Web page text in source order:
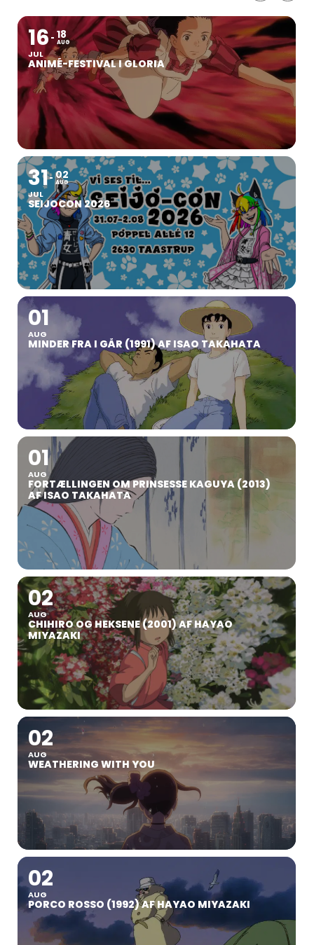
16
JUL
18
AUG
ANIMÉ-FESTIVAL I GLORIA
31
JUL
02
AUG
SEIJOCON 2026
01
AUG
MINDER FRA I GÅR (1991) AF ISAO TAKAHATA
01
AUG
FORTÆLLINGEN OM PRINSESSE KAGUYA (2013)
AF ISAO TAKAHATA
02
AUG
CHIHIRO OG HEKSENE (2001) AF HAYAO
MIYAZAKI
02
AUG
WEATHERING WITH YOU
02
AUG
PORCO ROSSO (1992) AF HAYAO MIYAZAKI